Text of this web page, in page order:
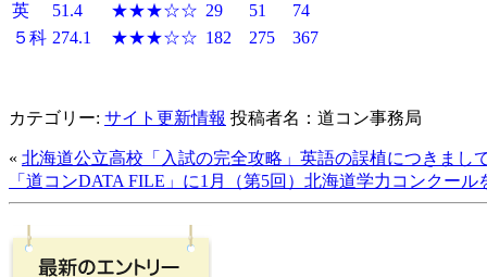
英
51.4 ★★★☆☆ 29 51
74
５科 274.1 ★★★☆☆ 182 275 367
カテゴリー: サイト更新情報 投稿者名：道コン事務局
« 北海道公立高校「入試の完全攻略」英語の誤植につきまし
「道コンDATA FILE」に1月（第5回）北海道学力コンクール